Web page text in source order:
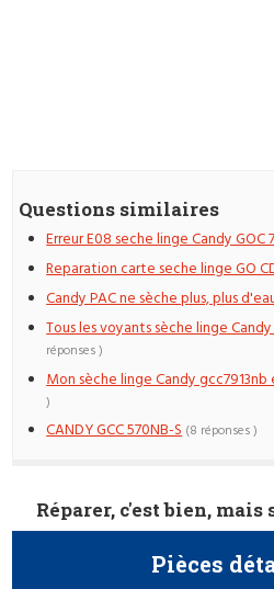
Questions similaires
Erreur E08 seche linge Candy GOC
Reparation carte seche linge GO
Candy PAC ne sèche plus, plus
Tous les voyants sèche linge
réponses )
Mon sèche linge Candy
)
CANDY GCC 570NB-S (8 réponses )
Réparer, c'est bien,
Pièces